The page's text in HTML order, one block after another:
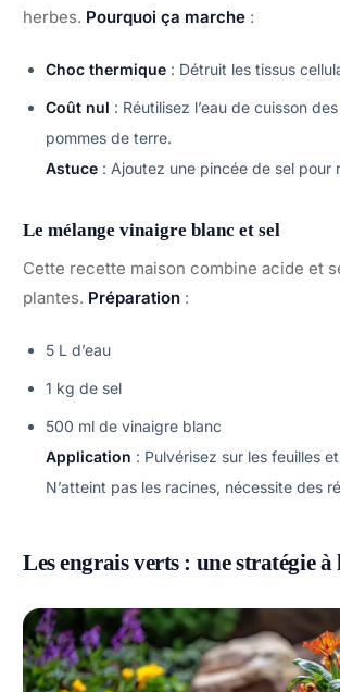
herbes. Pourquoi ça marche :
Choc thermique : Détruit les tissus
Coût nul : Réutilisez l’eau de cuisson
pommes de terre.
Astuce : Ajoutez une pincée de sel pour
Le mélange vinaigre blanc et sel
Cette recette maison combine acide et
plantes. Préparation :
5 L d’eau
1 kg de sel
500 ml de vinaigre blanc
Application : Pulvérisez sur les feuilles
N’atteint pas les racines, nécessite des
Les engrais verts : une stratégie